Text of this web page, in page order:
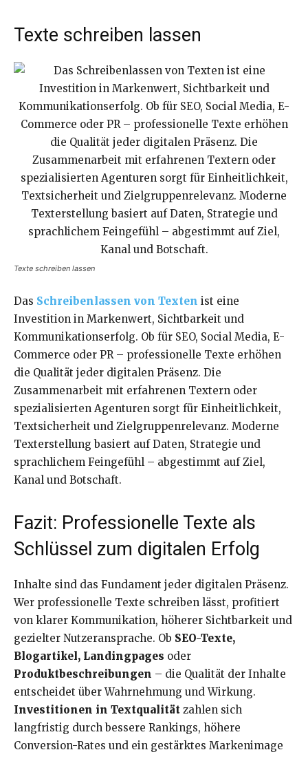
Texte schreiben lassen
Texte schreiben lassen
Das Schreibenlassen von Texten ist eine
Investition in Markenwert, Sichtbarkeit und
Kommunikationserfolg. Ob für SEO, Social Media, E-
Commerce oder PR – professionelle Texte erhöhen
die Qualität jeder digitalen Präsenz. Die
Zusammenarbeit mit erfahrenen Textern oder
spezialisierten Agenturen sorgt für Einheitlichkeit,
Textsicherheit und Zielgruppenrelevanz. Moderne
Texterstellung basiert auf Daten, Strategie und
sprachlichem Feingefühl – abgestimmt auf Ziel,
Kanal und Botschaft.
Fazit: Professionelle Texte als
Schlüssel zum digitalen Erfolg
Inhalte sind das Fundament jeder digitalen Präsenz.
Wer professionelle Texte schreiben lässt, profitiert
von klarer Kommunikation, höherer Sichtbarkeit und
gezielter Nutzeransprache. Ob SEO-Texte,
Blogartikel, Landingpages oder
Produktbeschreibungen – die Qualität der Inhalte
entscheidet über Wahrnehmung und Wirkung.
Investitionen in Textqualität zahlen sich
langfristig durch bessere Rankings, höhere
Conversion-Rates und ein gestärktes Markenimage